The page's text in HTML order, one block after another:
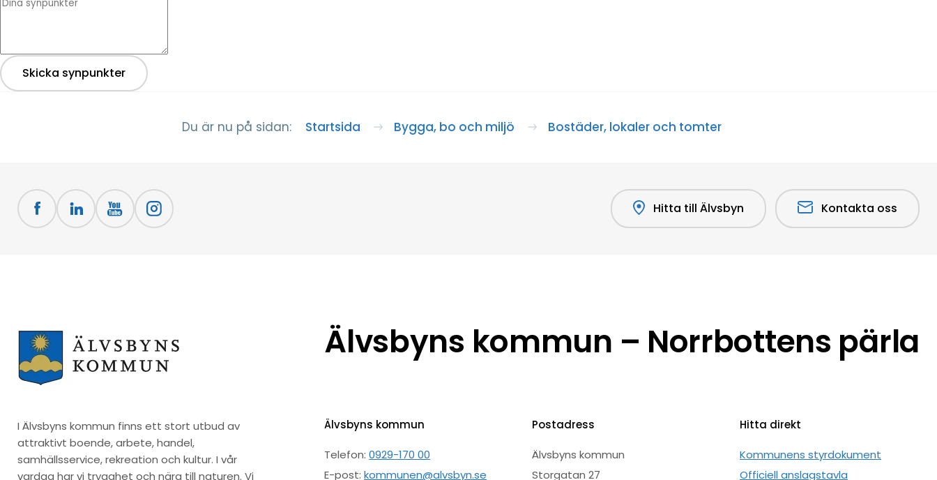
Skicka synpunkter
Du är nu på sidan: Startsida Bygga, bo och miljö Bostäder, lokaler och tomter
Hitta till Älvsbyn Kontakta oss
I Älvsbyns kommun finns ett stort utbud av
attraktivt boende, arbete, handel,
samhällsservice, rekreation och kultur. I vår
vardag har vi trygghet och nära till naturen. Vi
Älvsbyns kommun – Norrbottens pärla
Älvsbyns kommun
Telefon:0929-170 00
E-post:kommunen@alvsbyn.se
Postadress
Älvsbyns kommun
Storgatan 27
Hitta direkt
Kommunens styrdokument
Officiell anslagstavla